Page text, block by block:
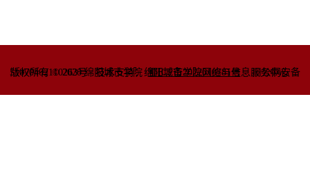
版权所有 © 2020 绵阳城市学院蜀ICP备2022010781号 川公网安备
51070402110263号技术支持：绵阳城市学院网络与信息服务中心